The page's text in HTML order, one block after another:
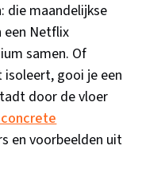
die maandelijkse
een Netflix
samen. Of
gooi je een
door de vloer
en voorbeelden uit